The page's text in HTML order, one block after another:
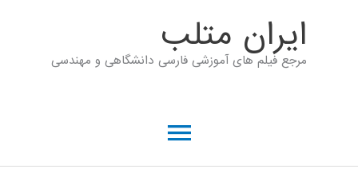
ايران متلب
مرجع فیلم های آموزشی فارسی دانشگاهی و مهندسی
فهرست